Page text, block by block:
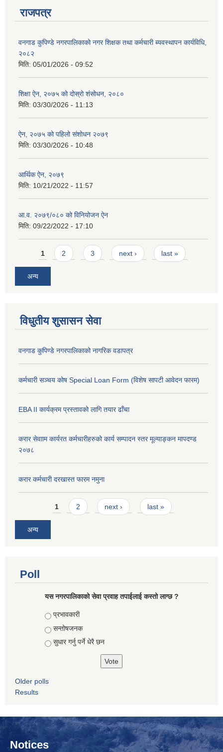
राजपत्र
वनगाड कुपिण्डे नगरपालिकाको नगर शिक्षक तथा कर्मचारी ब्यवस्थापन कार्यविधि,
२०८२
मिति: 05/01/2026 - 09:52
शिक्षा ऐन, २०७५ को दोस्रो शंसोधन, २०८०
मिति: 03/30/2026 - 11:13
ऐन, २०७५ को पहिलो संशोधन २०७९
मिति: 03/30/2026 - 10:48
आर्थिक ऐन, २०७९
मिति: 10/21/2022 - 11:57
आ.व. २०७९/०८० को विनियोजन ऐन
मिति: 09/22/2022 - 17:10
Pages
1 2 3 next › last »
अन्य
विधुतीय शुसासन सेवा
वनगाड कुपिण्डे नगरपालिकाको नागरिक वडापत्र
कर्मचारी सञ्चय कोष Special Loan Form (विशेष सापटी आवेदन फारम)
EBA II कार्यक्रम प्रस्तावको लागि तयार ढाँचा
करार सेवााम कार्यरत कर्मचारीहरुको कार्य सम्पादन स्तर मूल्याङ्कन मापदण्ड
२०७८
करार कर्मचारी दरखास्त फारम नमुना
Pages1 2 next › last »
अन्य
Poll
यस नगरपालिकाको सेवा प्रवाह तपाईलाई कस्तो लाग्छ ?
Choices
प्रभावकारी
सन्तोषजनक
सुधार गर्नु पर्ने धेरै छन
Older polls
Results
Notices